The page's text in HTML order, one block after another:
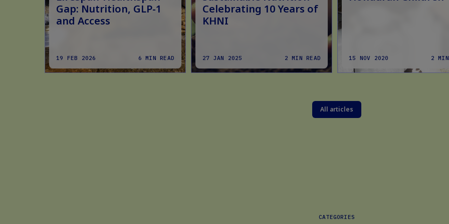
Gap: Nutrition, GLP-1
and Access
19 FEB 2026 6 MIN READ
Celebrating 10 Years of
KHNI
27 JAN 2025 2 MIN READ 15 NOV 2020 2
All articles
CATEGORIES